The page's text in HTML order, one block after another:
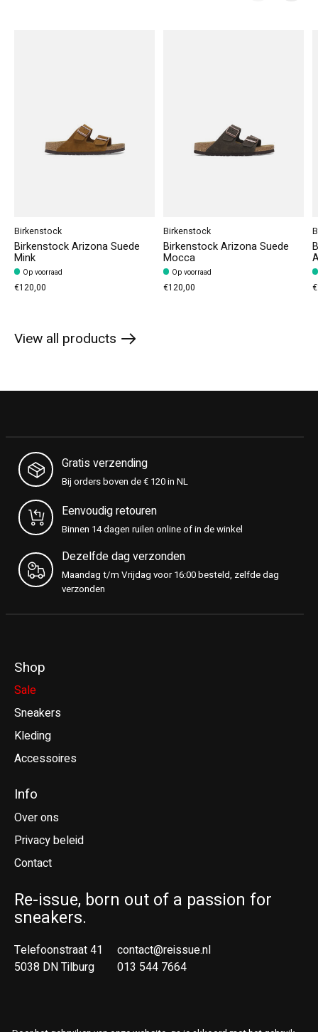
Birkenstock
Birkenstock Arizona Suede
Mink
Op voorraad
€120,00
Birkenstock
Birkenstock Arizona Suede
Mocca
Op voorraad
€120,00
View all products
Gratis verzending
Bij orders boven de € 120 in NL
Eenvoudig retouren
Binnen 14 dagen ruilen online of in de winkel
Dezelfde dag verzonden
Maandag t/m Vrijdag voor 16:00 besteld, zelfde dag
verzonden
Shop
Sale
Sneakers
Kleding
Accessoires
Info
Over ons
Privacy beleid
Contact
Re-issue, born out of a passion for
sneakers.
Telefoonstraat 41
5038 DN Tilburg
contact@reissue.nl
013 544 7664